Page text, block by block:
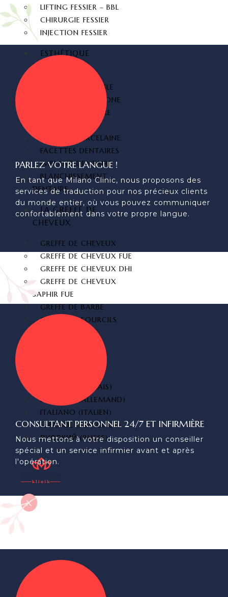
LIFTING FESSIER – BBL
CHIRURGIE FESSIER
INJECTION FESSIER
ESTHÉTIQUE
DENTAIRE
HOLLYWOOD SMILE
COURONNE ZIRCONE
FACETTE DENTAIRE
DENT EN PORCELAINE
FACETTES DENTAIRES
IMPLANT DENTAIRE
BLANCHISSEMENT
DENTAIRE
LA GREFFE DE
CHEVEUX
GREFFE DE CHEVEUX
GREFFE DE CHEVEUX FUE
GREFFE DE CHEVEUX DHI
GREFFE DE CHEVEUX
SAPHIR FUE
GREFFE DE BARBE
GREFFE DE SOURCILS
ANGLAIS)
DEUTSCH
(ALLEMAND)
ITALIANO (ITALIEN)
ESPAÑOL (ESPAGNOL)
РУССКИЙ(RUSSE)
X
PARLEZ VOTRE LANGUE !
En tant que Milano Clinic, nous proposons des
services de traduction pour nos précieux clients
du monde entier, où vous pouvez communiquer
confortablement dans votre propre langue.
CONSULTANT PERSONNEL 24/7 ET INFIRMIÈRE
Nous mettons à votre disposition un conseiller
spécial et un service infirmier avant et après
l'opération.